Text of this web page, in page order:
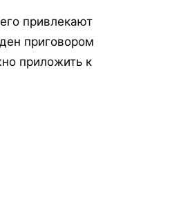
привлекают
приговором
приложить к